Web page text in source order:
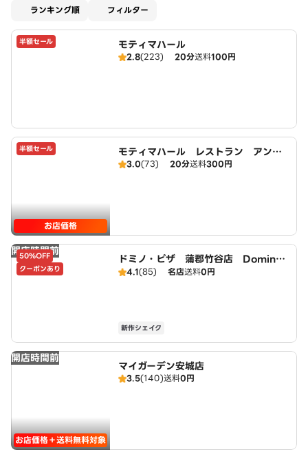
ランキング順 フィルター
半額セール モティマハール
2.8(223) 20分送料100円
半額セール
お店価格
モティマハール レストラン アンド
バー
3.0(73) 20分送料300円
開店時間前
50%OFF
クーポンあり
ドミノ・ピザ 蒲郡竹谷店 Domin
o's4.1(85) 名店送料0円
新作シェイク
開店時間前
お店価格＋送料無料対象
マイガーデン安城店
3.5(140)送料0円